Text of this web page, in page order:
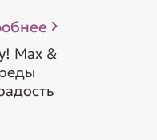
Max &